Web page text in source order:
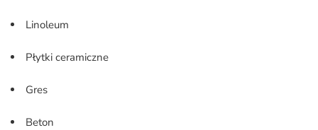
Linoleum
Płytki ceramiczne
Gres
Beton